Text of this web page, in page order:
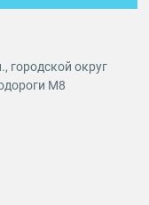
городской округ
М8